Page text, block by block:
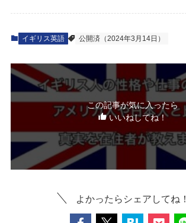
イギリス英語 公開済（2024年3月14日）
この記事が気に入ったら
いいねしてね！
よかったらシェアしてね！